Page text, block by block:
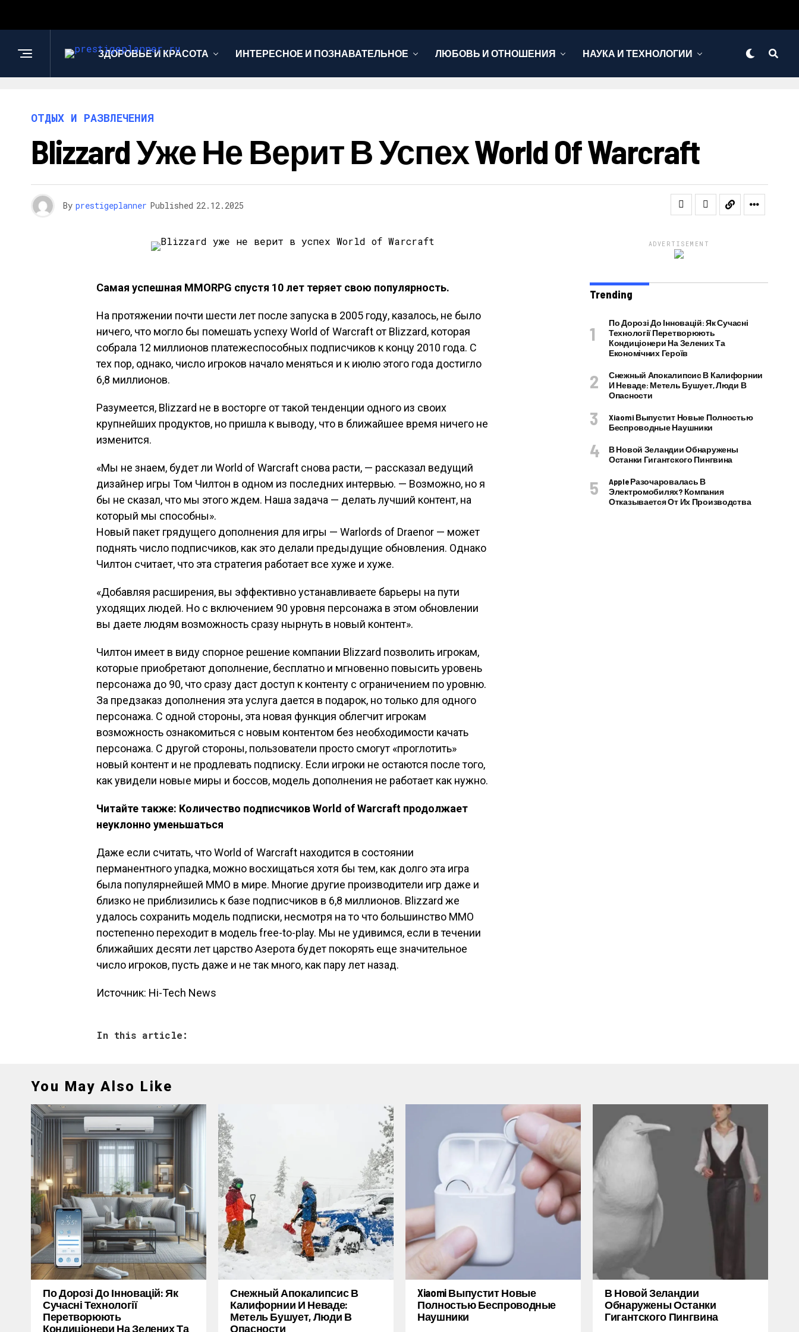
ЗДОРОВЬЕ И КРАСОТА ИНТЕРЕСНОЕ И ПОЗНАВАТЕЛЬНОЕ ЛЮБОВЬ И ОТНОШЕНИЯ НАУКА И ТЕХНОЛОГИИ
ОТДЫХ И РАЗВЛЕЧЕНИЯ
Blizzard Уже Не Верит В Успех World Of Warcraft
By prestigeplanner Published 22.12.2025
Самая успешная MMORPG спустя 10 лет теряет свою популярность.
На протяжении почти шести лет после запуска в 2005 году, казалось, не было
ничего, что могло бы помешать успеху World of Warcraft от Blizzard, которая
собрала 12 миллионов платежеспособных подписчиков к концу 2010 года. С
тех пор, однако, число игроков начало меняться и к июлю этого года достигло
6,8 миллионов.
Разумеется, Blizzard не в восторге от такой тенденции одного из своих
крупнейших продуктов, но пришла к выводу, что в ближайшее время ничего не
изменится.
«Мы не знаем, будет ли World of Warcraft снова расти, — рассказал ведущий
дизайнер игры Том Чилтон в одном из последних интервью. — Возможно, но я
бы не сказал, что мы этого ждем. Наша задача — делать лучший контент, на
который мы способны».
Новый пакет грядущего дополнения для игры — Warlords of Draenor — может
поднять число подписчиков, как это делали предыдущие обновления. Однако
Чилтон считает, что эта стратегия работает все хуже и хуже.
«Добавляя расширения, вы эффективно устанавливаете барьеры на пути
уходящих людей. Но с включением 90 уровня персонажа в этом обновлении
вы даете людям возможность сразу нырнуть в новый контент».
Чилтон имеет в виду спорное решение компании Blizzard позволить игрокам,
которые приобретают дополнение, бесплатно и мгновенно повысить уровень
персонажа до 90, что сразу даст доступ к контенту с ограничением по уровню.
За предзаказ дополнения эта услуга дается в подарок, но только для одного
персонажа. С одной стороны, эта новая функция облегчит игрокам
возможность ознакомиться с новым контентом без необходимости качать
персонажа. С другой стороны, пользователи просто смогут «проглотить»
новый контент и не продлевать подписку. Если игроки не остаются после того,
как увидели новые миры и боссов, модель дополнения не работает как нужно.
Читайте также: Количество подписчиков World of Warcraft продолжает
неуклонно уменьшаться
Даже если считать, что World of Warcraft находится в состоянии
перманентного упадка, можно восхищаться хотя бы тем, как долго эта игра
была популярнейшей MMO в мире. Многие другие производители игр даже и
близко не приблизились к базе подписчиков в 6,8 миллионов. Blizzard же
удалось сохранить модель подписки, несмотря на то что большинство MMO
постепенно переходит в модель free-to-play. Мы не удивимся, если в течении
ближайших десяти лет царство Азерота будет покорять еще значительное
число игроков, пусть даже и не так много, как пару лет назад.
Источник: Hi-Tech News
In this article:
ADVERTISEMENT
Trending
По Дорозі До Інновацій: Як Сучасні
Технології Перетворюють
Кондиціонери На Зелених Та
Економічних Героїв
Снежный Апокалипсис В Калифорнии
И Неваде: Метель Бушует, Люди В
Опасности
Xiaomi Выпустит Новые Полностью
Беспроводные Наушники
В Новой Зеландии Обнаружены
Останки Гигантского Пингвина
Apple Разочаровалась В
Электромобилях? Компания
Отказывается От Их Производства
You May Also Like
По Дорозі До Інновацій: Як
Сучасні Технології
Перетворюють
Кондиціонери На Зелених Та
Снежный Апокалипсис В
Калифорнии И Неваде:
Метель Бушует, Люди В
Опасности
Xiaomi Выпустит Новые
Полностью Беспроводные
Наушники
В Новой Зеландии
Обнаружены Останки
Гигантского Пингвина